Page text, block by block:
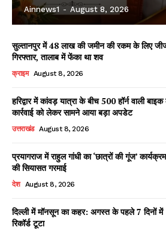
Facebook
X WhatsApp
Share
Ainnews1 - August 8, 2026
सुल्तानपुर में 48 लाख की जमीन की रकम के लिए
गिरफ्तार, तालाब में फेंका था शव
क्राइम August 8, 2026
हरिद्वार में कांवड़ यात्रा के बीच 500 हॉर्न वाली
कार्रवाई को लेकर सामने आया बड़ा अपडेट
उत्तराखंड August 8, 2026
प्रयागराज में राहुल गांधी का ‘छात्रों की गूंज’
की सियासत गरमाई
देश August 8, 2026
दिल्ली में मॉनसून का कहर: अगस्त के पहले 7 दिनों में
रिकॉर्ड टूटा